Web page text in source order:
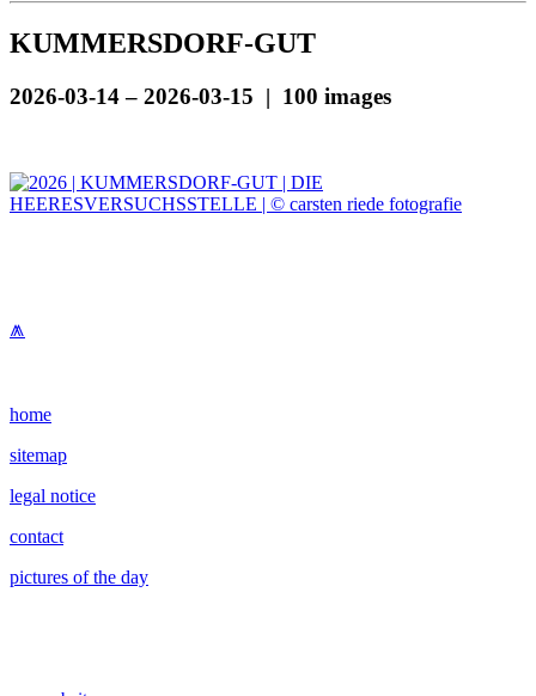
KUMMERSDORF-GUT
2026-03-14 – 2026-03-15 | 100 images
⩕
home
sitemap
legal notice
contact
pictures of the day